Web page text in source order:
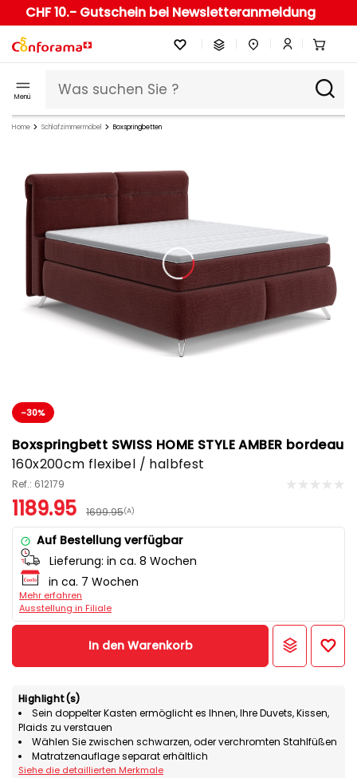
CHF 10.- Gutschein bei Newsletteranmeldung
Menü
Home Schlafzimmermöbel Boxspringbetten
-30%
Boxspringbett SWISS HOME STYLE AMBER bordeau
160x200cm flexibel / halbfest
Ref.: 612179
1189.95 1699.95(A)
Auf Bestellung verfügbar
Lieferung: in ca. 8 Wochen
in ca. 7 Wochen
Mehr erfahren
Ausstellung in Filiale
In den Warenkorb
Highlight(s)
Sein doppelter Kasten ermöglicht es Ihnen, Ihre Duvets, Kissen,
Plaids zu verstauen
Wählen Sie zwischen schwarzen, oder verchromten Stahlfüßen
Matratzenauflage separat erhältlich
Siehe die detaillierten Merkmale